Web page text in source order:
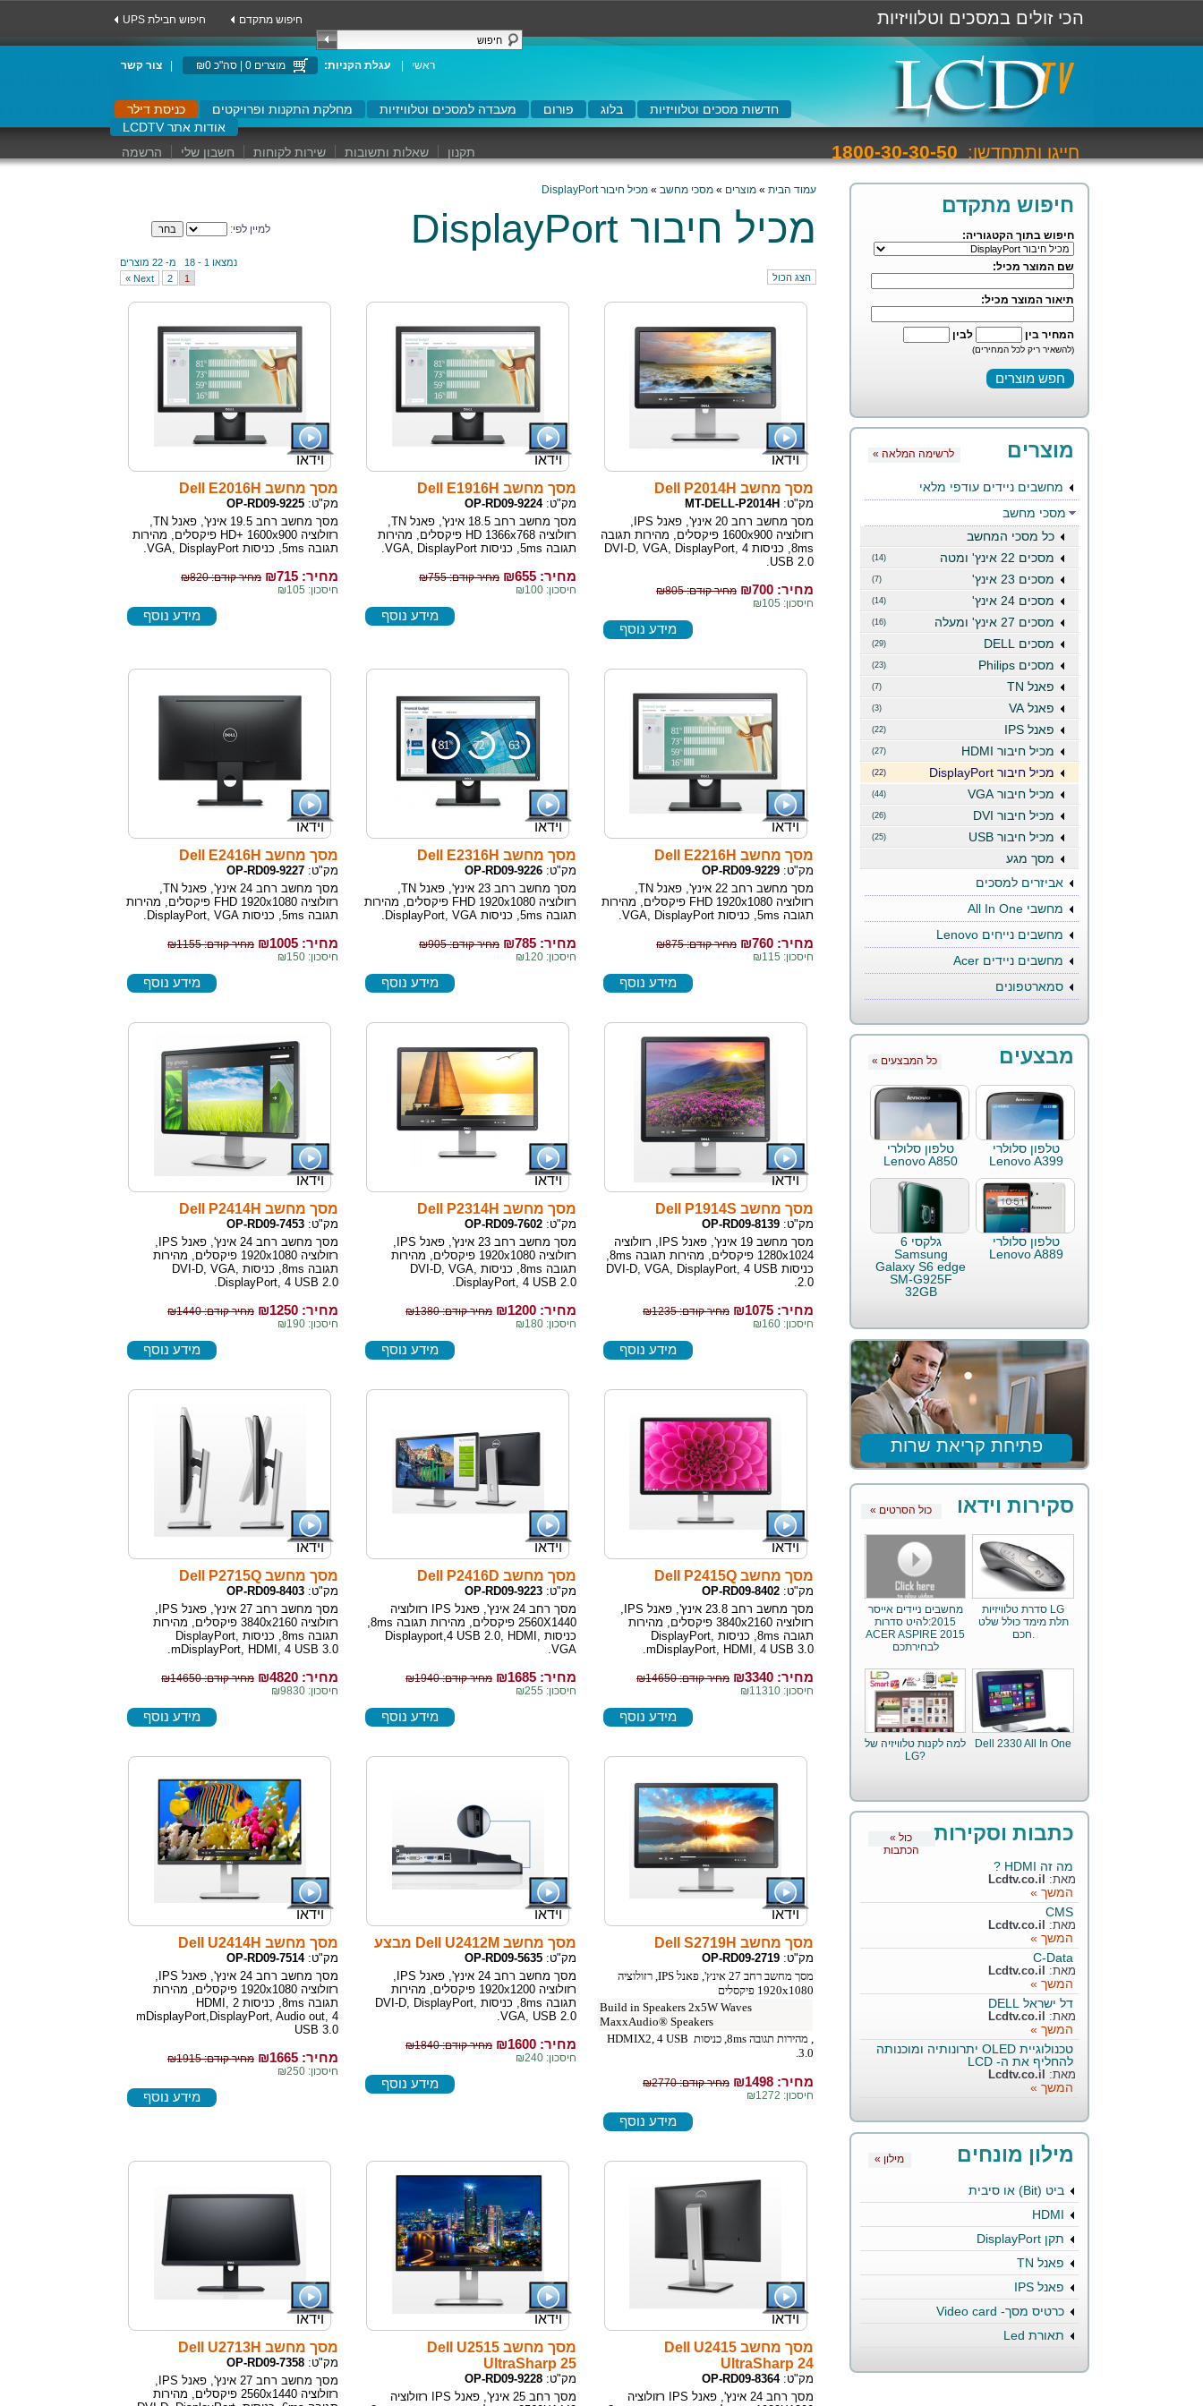
הכי זולים במסכים וטלוויזיות חיפוש מתקדם UPS חיפוש חבילת
צור קשר מוצרים 0 | סה"כ ₪0 :עגלת הקניות ראשי
כניסת דילר מחלקת התקנות ופרויקטים מעבדה למסכים וטלוויזיות פורום בלוג
חדשות מסכים וטלוויזיות
LCDTV אודות אתר
הרשמה
חשבון שלי שירות לקוחות שאלות ותשובות תקנון חייגו ותתחדשו: 1800-30-30-50
חיפוש מתקדם
חיפוש בתוך הקטגוריה:
שם המוצר מכיל:
תיאור המוצר מכיל:
המחיר בין לבין
(להשאיר ריק לכל המחירים)
« לרשימה המלאה מוצרים
מחשבים ניידים עודפי מלאי
מסכי מחשב
כל מסכי המחשב
(14) מסכים 22 אינץ' ומטה
(7) מסכים 23 אינץ'
(14) מסכים 24 אינץ'
(16) מסכים 27 אינץ' ומעלה
(29) מסכים DELL
(23) מסכים Philips
(7) פאנל TN
(3) פאנל VA
(22) פאנל IPS
(27) מכיל חיבור HDMI
(22) מכיל חיבור DisplayPort
(44) מכיל חיבור VGA
(26) מכיל חיבור DVI
(25)
מכיל חיבור USB
מסך מגע
אביזרים למסכים
מחשבי All In One
מחשבים נייחים Lenovo
מחשבים ניידים Acer
סמארטפונים
« כל המבצעים מבצעים
טלפון סלולרי
Lenovo A399
טלפון סלולרי
Lenovo A850
טלפון סלולרי
Lenovo A889
גלקסי 6
Samsung
Galaxy S6 edge
SM-G925F
32GB
פתיחת קריאת שרות
« כול הסרטים סקירות וידאו
מחשבים ניידים אייסר
2015:להיט סדרות
ACER ASPIRE 2015
לבחירתכם
סדרת טלוויזיות LG
תלת מימד כולל שלט
חכם.
למה לקנות טלוויזיה של
LG?
Dell 2330 All In One
« כול
הכתבות
כתבות וסקירות
מה זה HDMI ?
מאת: Lcdtv.co.il
המשך »
CMS
מאת: Lcdtv.co.il
המשך »
C-Data
מאת: Lcdtv.co.il
המשך »
דל ישראל DELL
מאת: Lcdtv.co.il
המשך »
טכנולוגיית OLED יתרונותיה ומוכנותה
להחליף את ה- LCD
מאת: Lcdtv.co.il
המשך »
« מילון מילון מונחים
ביט (Bit) או סיבית
HDMI
תקן DisplayPort
פאנל TN
פאנל IPS
כרטיס מסך- Video card
תאורת Led
עמוד הבית » מוצרים » מסכי מחשב » מכיל חיבור DisplayPort
למיין לפי: מכיל חיבור DisplayPort
נמצאו 1 - 18 מ- 22 מוצרים
1
2
Next » הצג הכול
וידאו
מסך מחשב Dell P2014H
מק"ט: MT-DELL-P2014H
מסך מחשב רחב 20 אינץ', פאנל IPS,
רזולוציה 1600x900 פיקסלים, מהירות תגובה
8ms, כניסות DVI-D, VGA, DisplayPort, 4
USB 2.0.
מחיר: ₪ 700
מחיר קודם: ₪805
חיסכון: ₪105
מידע נוסף
וידאו
מסך מחשב Dell E1916H
מק"ט:OP-RD09-9224
מסך מחשב רחב 18.5 אינץ', פאנל TN,
רזולוציה HD 1366x768 פיקסלים, מהירות
תגובה 5ms, כניסות VGA, DisplayPort.
מחיר: ₪ 655
מחיר קודם: ₪755
חיסכון: ₪100
מידע נוסף
וידאו
מסך מחשב Dell E2016H
מק"ט: OP-RD09-9225
מסך מחשב רחב 19.5 אינץ', פאנל TN,
רזולוציה HD+ 1600x900 פיקסלים, מהירות
תגובה 5ms, כניסות VGA, DisplayPort.
מחיר: ₪ 715
מחיר קודם: ₪820
חיסכון: ₪105
מידע נוסף
וידאו
מסך מחשב Dell E2216H
מק"ט: OP-RD09-9229
מסך מחשב רחב 22 אינץ', פאנל TN,
רזולוציה FHD 1920x1080 פיקסלים, מהירות
תגובה 5ms, כניסות VGA, DisplayPort.
מחיר: ₪ 760
מחיר קודם: ₪875
חיסכון: ₪115
מידע נוסף
וידאו
מסך מחשב Dell E2316H
מק"ט: OP-RD09-9226
מסך מחשב רחב 23 אינץ', פאנל TN,
רזולוציה FHD 1920x1080 פיקסלים, מהירות
תגובה 5ms, כניסות DisplayPort, VGA.
מחיר: ₪ 785
מחיר קודם: ₪905
חיסכון: ₪120
מידע נוסף
וידאו
מסך מחשב Dell E2416H
מק"ט: OP-RD09-9227
מסך מחשב רחב 24 אינץ', פאנל TN,
רזולוציה FHD 1920x1080 פיקסלים, מהירות
תגובה 5ms, כניסות DisplayPort, VGA.
מחיר: ₪ 1005
מחיר קודם: ₪1155
חיסכון: ₪150
מידע נוסף
וידאו
מסך מחשב Dell P1914S
מק"ט: OP-RD09-8139
מסך מחשב 19 אינץ', פאנל IPS, רזולוציה
1280x1024 פיקסלים, מהירות תגובה 8ms,
כניסות DVI-D, VGA, DisplayPort, 4 USB
2.0.
מחיר: ₪ 1075
מחיר קודם: ₪1235
חיסכון: ₪160
מידע נוסף
וידאו
מסך מחשב Dell P2314H
מק"ט: OP-RD09-7602
מסך מחשב רחב 23 אינץ', פאנל IPS,
רזולוציה 1920x1080 פיקסלים, מהירות
תגובה 8ms, כניסות DVI-D, VGA,
DisplayPort, 4 USB 2.0.
מחיר: ₪ 1200
מחיר קודם: ₪1380
חיסכון: ₪180
מידע נוסף
וידאו
מסך מחשב Dell P2414H
מק"ט: OP-RD09-7453
מסך מחשב רחב 24 אינץ', פאנל IPS,
רזולוציה 1920x1080 פיקסלים, מהירות
תגובה 8ms, כניסות DVI-D, VGA,
DisplayPort, 4 USB 2.0.
מחיר: ₪ 1250
מחיר קודם: ₪1440
חיסכון: ₪190
מידע נוסף
וידאו
מסך מחשב Dell P2415Q
מק"ט: OP-RD09-8402
מסך מחשב רחב 23.8 אינץ', פאנל IPS,
רזולוציה 3840x2160 פיקסלים, מהירות
תגובה 8ms, כניסות DisplayPort,
mDisplayPort, HDMI, 4 USB 3.0.
מחיר: ₪ 3340
מחיר קודם: ₪14650
חיסכון: ₪11310
מידע נוסף
וידאו
מסך מחשב Dell P2416D
מק"ט: OP-RD09-9223
מסך רחב 24 אינץ', פאנל IPS רזולוציה
2560X1440 פיקסלים, מהירות תגובה 8ms,
כניסות Displayport,4 USB 2.0, HDMI,
VGA.
מחיר: ₪ 1685
מחיר קודם: ₪1940
חיסכון: ₪255
מידע נוסף
וידאו
מסך מחשב Dell P2715Q
מק"ט: OP-RD09-8403
מסך מחשב רחב 27 אינץ', פאנל IPS,
רזולוציה 3840x2160 פיקסלים, מהירות
תגובה 8ms, כניסות DisplayPort,
mDisplayPort, HDMI, 4 USB 3.0.
מחיר: ₪ 4820
מחיר קודם: ₪14650
חיסכון: ₪9830
מידע נוסף
וידאו
מסך מחשב Dell S2719H
מק"ט: OP-RD09-2719
מסך מחשב רחב 27 אינץ', פאנל IPS, רזולוציה
1920x1080 פיקסלים
Build in Speakers 2x5W Waves
MaxxAudio® Speakers
, מהירות תגובה 8ms, כניסות HDMIX2, 4 USB
3.0.
מחיר: ₪ 1498
מחיר קודם: ₪2770
חיסכון: ₪1272
מידע נוסף
וידאו
מסך מחשב Dell U2412M מבצע
מק"ט: OP-RD09-5635
מסך מחשב רחב 24 אינץ', פאנל IPS,
רזולוציה 1920x1200 פיקסלים, מהירות
תגובה 8ms, כניסות DVI-D, DisplayPort,
VGA, USB 2.0.
מחיר: ₪ 1600
מחיר קודם: ₪1840
חיסכון: ₪240
מידע נוסף
וידאו
מסך מחשב Dell U2414H
מק"ט:OP-RD09-7514
מסך מחשב רחב 24 אינץ', פאנל IPS,
רזולוציה 1920x1080 פיקסלים, מהירות
תגובה 8ms, כניסות 2 HDMI,
mDisplayPort,DisplayPort, Audio out, 4
USB 3.0
מחיר: ₪ 1665
מחיר קודם: ₪1915
חיסכון: ₪250
מידע נוסף
וידאו
מסך מחשב Dell U2415
UltraSharp 24
מק"ט:OP-RD09-8364
מסך רחב 24 אינץ', פאנל IPS רזולוציה
וידאו
מסך מחשב Dell U2515
UltraSharp 25
מק"ט: OP-RD09-9228
מסך רחב 25 אינץ', פאנל IPS רזולוציה
וידאו
מסך מחשב Dell U2713H
מק"ט: OP-RD09-7358
מסך מחשב רחב 27 אינץ', פאנל IPS,
רזולוציה 2560x1440 פיקסלים, מהירות